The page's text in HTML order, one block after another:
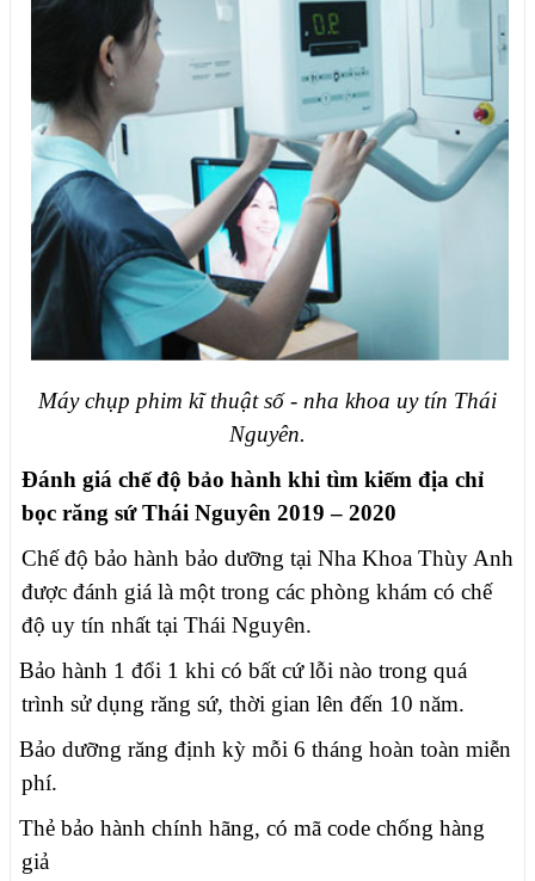
Máy chụp phim kĩ thuật số - nha khoa uy tín Thái
Nguyên.
Đánh giá chế độ bảo hành khi tìm kiếm địa chỉ
bọc răng sứ Thái Nguyên 2019 – 2020
Chế độ bảo hành bảo dưỡng tại Nha Khoa Thùy Anh
được đánh giá là một trong các phòng khám có chế
độ uy tín nhất tại Thái Nguyên.
Bảo hành 1 đổi 1 khi có bất cứ lỗi nào trong quá
trình sử dụng răng sứ, thời gian lên đến 10 năm.
Bảo dưỡng răng định kỳ mỗi 6 tháng hoàn toàn miễn
phí.
Thẻ bảo hành chính hãng, có mã code chống hàng
giả